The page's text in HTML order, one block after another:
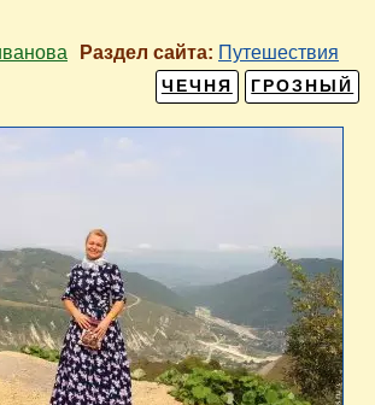
Раздел сайта: Путешествия
ГРОЗНЫЙ
ЧЕЧНЯ